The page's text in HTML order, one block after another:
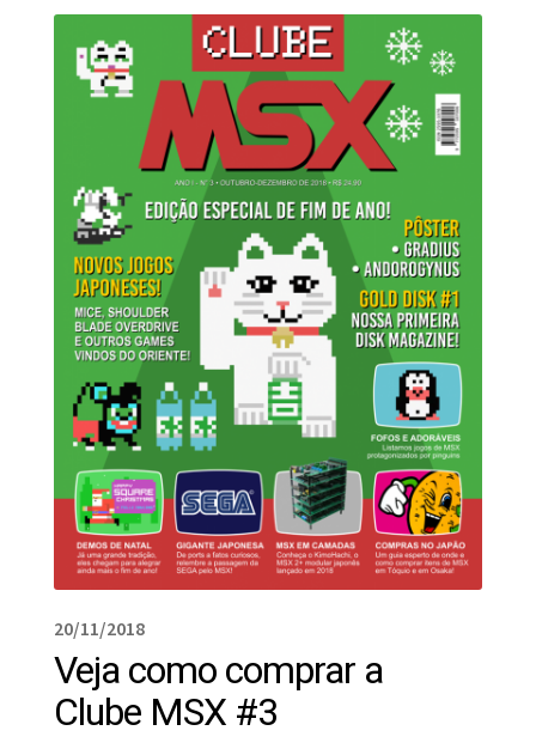
20/11/2018
Veja como comprar a
Clube MSX #3